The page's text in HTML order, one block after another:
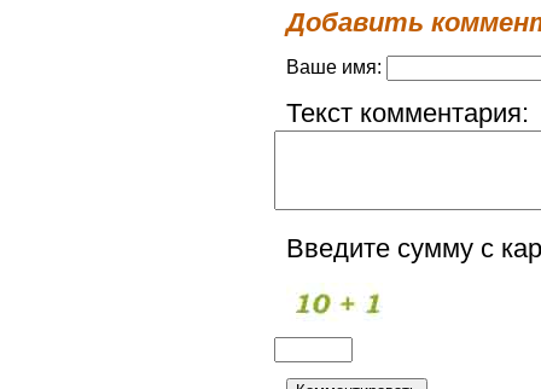
Добавить
Ваше имя:
Текст комментария:
Введите сумму с